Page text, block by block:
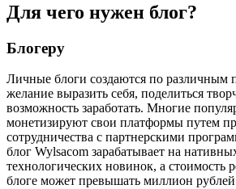
Для чего нужен блог?
Блогеру
Личные блоги создаются по различным
желание выразить себя, поделиться
возможность заработать. Многие
монетизируют свои платформы путем
сотрудничества с партнерскими
блог Wylsacom зарабатывает на
технологических новинок, а стоимость
блоге может превышать миллион